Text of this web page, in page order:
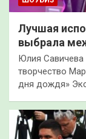
Лучшая
выбрала
Юлия Савичева
творчество
дня дождя»